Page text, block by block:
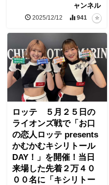
ャンネル
2025/12/12 941
ロッテ ５月２５日の
ライオンズ戦で「お口
の恋人ロッテ presents
かむかむキシリトール
DAY！」を開催！当日
来場した先着２万４０
００名に「キシリトー